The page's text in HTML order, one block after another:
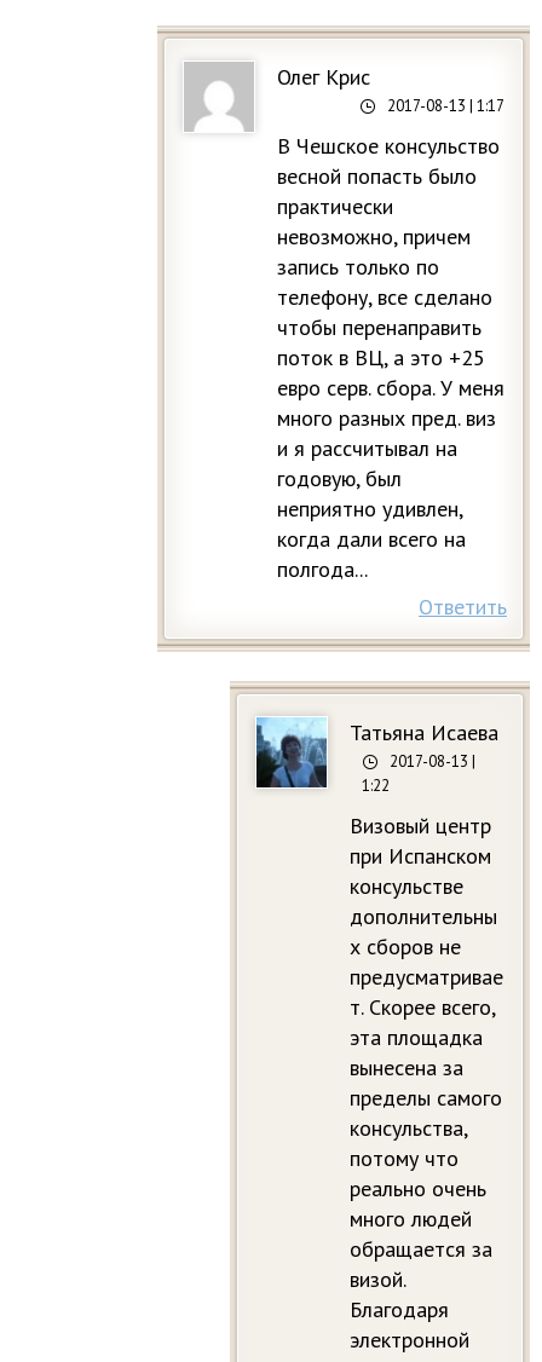
Олег Крис
2017-08-13 | 1:17
В Чешское консульство
весной попасть было
практически
невозможно, причем
запись только по
телефону, все сделано
чтобы перенаправить
поток в ВЦ, а это +25
евро серв. сбора. У меня
много разных пред. виз
и я рассчитывал на
годовую, был
неприятно удивлен,
когда дали всего на
полгода...
Ответить
Татьяна Исаева
2017-08-13 |
1:22
Визовый центр
при Испанском
консульстве
дополнительны
х сборов не
предусматривае
т. Скорее всего,
эта площадка
вынесена за
пределы самого
консульства,
потому что
реально очень
много людей
обращается за
визой.
Благодаря
электронной